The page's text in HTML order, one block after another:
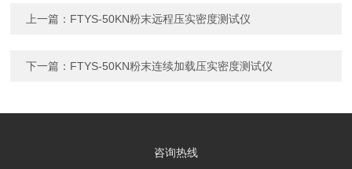
上一篇： FTYS-50KN粉末远程压实密度测试仪
下一篇： FTYS-50KN粉末连续加载压实密度测试仪
咨询热线